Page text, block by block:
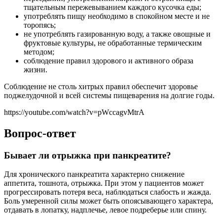
тщательным пережевыванием каждого кусочка еды;
употреблять пищу необходимо в спокойном месте и не
торопясь;
не употреблять газированную воду, а также овощные и
фруктовые культуры, не обработанные термическим
методом;
соблюдение правил здорового и активного образа
жизни.
Соблюдение не столь хитрых правил обеспечит здоровье
поджелудочной и всей системы пищеварения на долгие годы.
https://youtube.com/watch?v=pWccagvMtrA
Вопрос-ответ
Бывает ли отрыжка при панкреатите?
Для хронического панкреатита характерно снижение
аппетита, тошнота, отрыжка. При этом у пациентов может
прогрессировать потеря веса, наблюдаться слабость и жажда.
Боль умеренной силы может быть опоясывающего характера,
отдавать в лопатку, надплечье, левое подреберье или спину.